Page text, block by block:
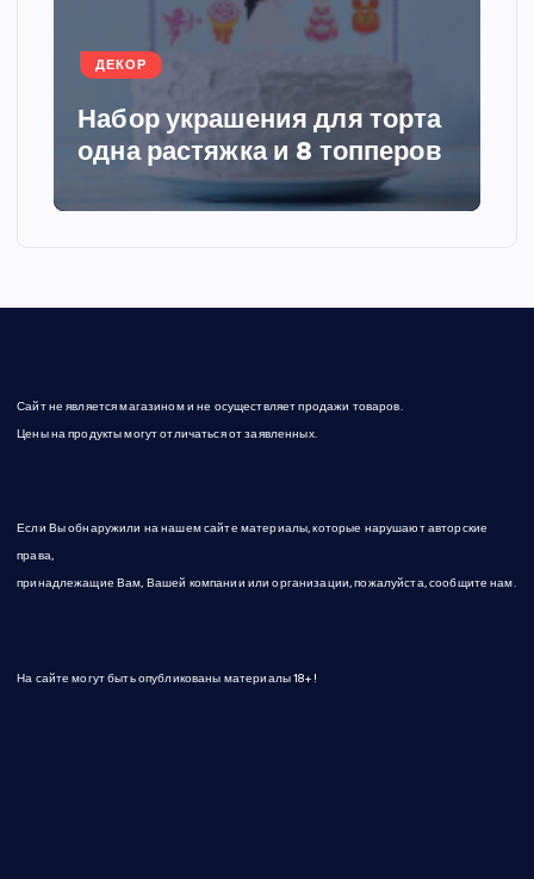
и
я
з
п
с
й
ДЕКОР
Набор украшения для торта
одна растяжка и 8 топперов
Сайт не является магазином и не осуществляет продажи товаров.
Цены на продукты могут отличаться от заявленных.
Если Вы обнаружили на нашем сайте материалы, которые нарушают авторские
права,
принадлежащие Вам, Вашей компании или организации, пожалуйста, сообщите нам.
На сайте могут быть опубликованы материалы 18+!